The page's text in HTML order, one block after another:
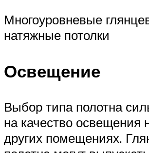
Многоуровневые
натяжные потолки
Освещение
Выбор типа полотна
на качество освещения
других помещениях.